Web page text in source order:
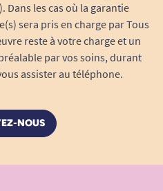
Dans les cas où la garantie
sera pris en charge par Tous
reste à votre charge et un
par vos soins, durant
assister au téléphone.
NOUS